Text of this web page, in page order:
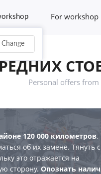
Change
For workshop
Personal offers from
120 000 километров,
об их замене. Тянуть с
это отражается на
сторону. Опознать